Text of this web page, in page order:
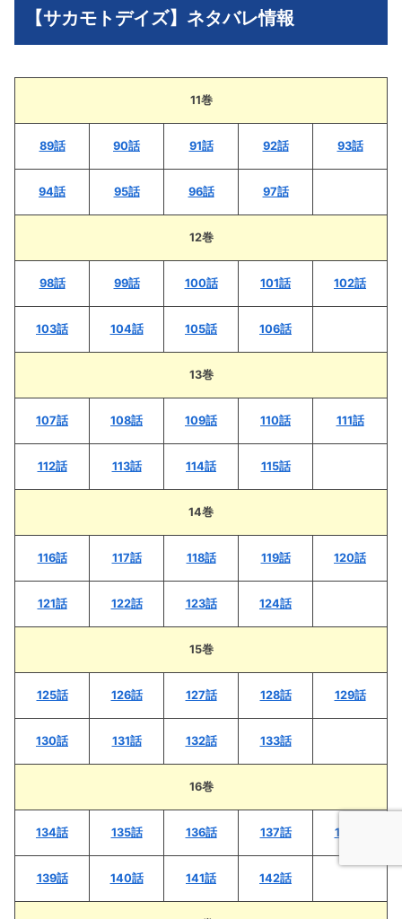
【サカモトデイズ】ネタバレ情報
11巻
89話 90話 91話 92話 93話
94話 95話 96話 97話
12巻
98話 99話 100話 101話 102話
103話 104話 105話 106話
13巻
107話 108話 109話 110話 111話
112話 113話 114話 115話
14巻
116話 117話 118話 119話 120話
121話 122話 123話 124話
15巻
125話 126話 127話 128話 129話
130話 131話 132話 133話
16巻
134話 135話 136話 137話 138話
139話 140話 141話 142話